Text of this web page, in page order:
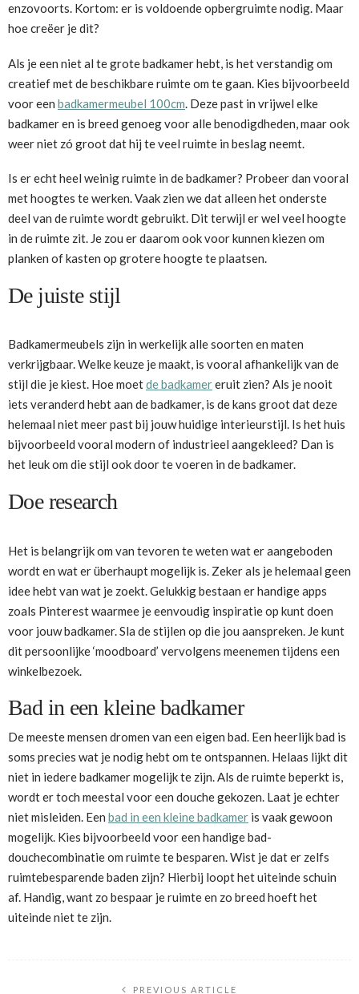
enzovoorts. Kortom: er is voldoende opbergruimte nodig. Maar
hoe creëer je dit?
Als je een niet al te grote badkamer hebt, is het verstandig om
creatief met de beschikbare ruimte om te gaan. Kies bijvoorbeeld
voor een badkamermeubel 100cm . Deze past in vrijwel elke
badkamer en is breed genoeg voor alle benodigdheden, maar ook
weer niet zó groot dat hij te veel ruimte in beslag neemt.
Is er echt heel weinig ruimte in de badkamer? Probeer dan vooral
met hoogtes te werken. Vaak zien we dat alleen het onderste
deel van de ruimte wordt gebruikt. Dit terwijl er wel veel hoogte
in de ruimte zit. Je zou er daarom ook voor kunnen kiezen om
planken of kasten op grotere hoogte te plaatsen.
De juiste stijl
Badkamermeubels zijn in werkelijk alle soorten en maten
verkrijgbaar. Welke keuze je maakt, is vooral afhankelijk van de
stijl die je kiest. Hoe moetde badkamereruit zien? Als je nooit
iets veranderd hebt aan de badkamer, is de kans groot dat deze
helemaal niet meer past bij jouw huidige interieurstijl. Is het huis
bijvoorbeeld vooral modern of industrieel aangekleed? Dan is
het leuk om die stijl ook door te voeren in de badkamer.
Doe research
Het is belangrijk om van tevoren te weten wat er aangeboden
wordt en wat er überhaupt mogelijk is. Zeker als je helemaal geen
idee hebt van wat je zoekt. Gelukkig bestaan er handige apps
zoals Pinterest waarmee je eenvoudig inspiratie op kunt doen
voor jouw badkamer. Sla de stijlen op die jou aanspreken. Je kunt
dit persoonlijke ‘moodboard’ vervolgens meenemen tijdens een
winkelbezoek.
Bad in een kleine badkamer
De meeste mensen dromen van een eigen bad. Een heerlijk bad is
soms precies wat je nodig hebt om te ontspannen. Helaas lijkt dit
niet in iedere badkamer mogelijk te zijn. Als de ruimte beperkt is,
wordt er toch meestal voor een douche gekozen. Laat je echter
niet misleiden. Een bad in een kleine badkamer is vaak gewoon
mogelijk. Kies bijvoorbeeld voor een handige bad-
douchecombinatie om ruimte te besparen. Wist je dat er zelfs
ruimtebesparende baden zijn? Hierbij loopt het uiteinde schuin
af. Handig, want zo bespaar je ruimte en zo breed hoeft het
uiteinde niet te zijn.
PREVIOUS ARTICLE